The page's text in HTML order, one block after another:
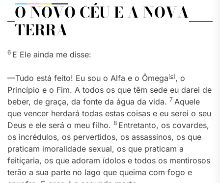
O NOVO CÉU E A NOVA
TERRA
6 E Ele ainda me disse:
—Tudo está feito! Eu sou o Alfa e o Ômega[c], o
Princípio e o Fim. A todos os que têm sede eu darei de
beber, de graça, da fonte da água da vida. 7 Aquele
que vencer herdará todas estas coisas e eu serei o seu
Deus e ele será o meu filho. 8 Entretanto, os covardes,
os incrédulos, os pervertidos, os assassinos, os que
praticam imoralidade sexual, os que praticam a
feitiçaria, os que adoram ídolos e todos os mentirosos
terão a sua parte no lago que queima com fogo e